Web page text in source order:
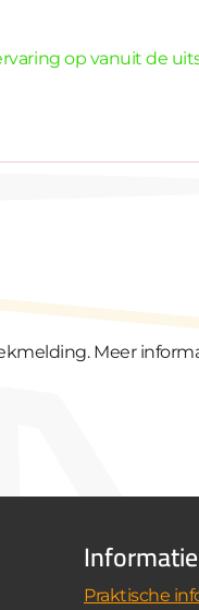
op vanuit de
Meer
Praktische